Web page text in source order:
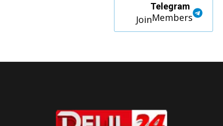
Telegram
Members
Join